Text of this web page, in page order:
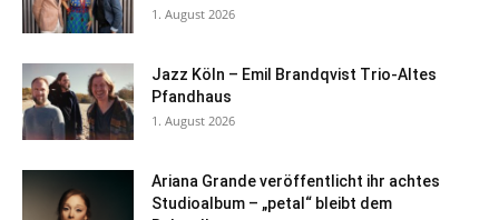
1. August 2026
Jazz Köln – Emil Brandqvist Trio-Altes
Pfandhaus
1. August 2026
Ariana Grande veröffentlicht ihr achtes
Studioalbum – „petal“ bleibt dem